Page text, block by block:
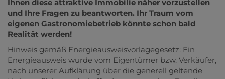
Ihnen diese attraktive Immobilie näher vorzustellen
und Ihre Fragen zu beantworten. Ihr Traum vom
eigenen Gastronomiebetrieb könnte schon bald
Realität werden!
Hinweis gemäß Energieausweisvorlagegesetz: Ein
Energieausweis wurde vom Eigentümer bzw. Verkäufer,
nach unserer Aufklärung über die generell geltende